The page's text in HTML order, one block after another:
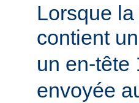
Lorsque
contient
un en-tête
envoyée